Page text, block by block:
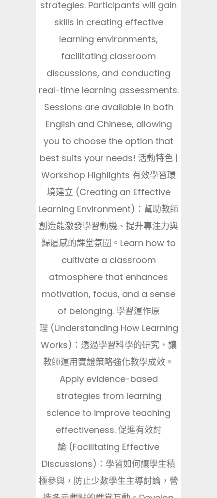
strategies. Participants will gain
skills in creating effective
learning environments,
facilitating classroom
discussions, and conducting
real-time learning assessments.
Sessions are available in both
English and Chinese, allowing
you to choose the option that
best suits your needs! 活動特色 |
Workshop Highlights 有效學習環
境建立 (Creating an Effective
Learning Environment)：幫助教師
創造能激發學習動機、提升專注力與
歸屬感的課堂氛圍。Learn how to
cultivate a classroom
atmosphere that enhances
motivation, focus, and a sense
of belonging. 學習運作原
理 (Understanding How Learning
Works)：透過學習科學的研究，讓
教師運用實證策略強化教學成效。
Apply evidence-based
strategies from learning
science to improve teaching
effectiveness. 促進有效討
論 (Facilitating Effective
Discussions)：學習如何讓學生積
極參與，防止少數學生主導討論，營